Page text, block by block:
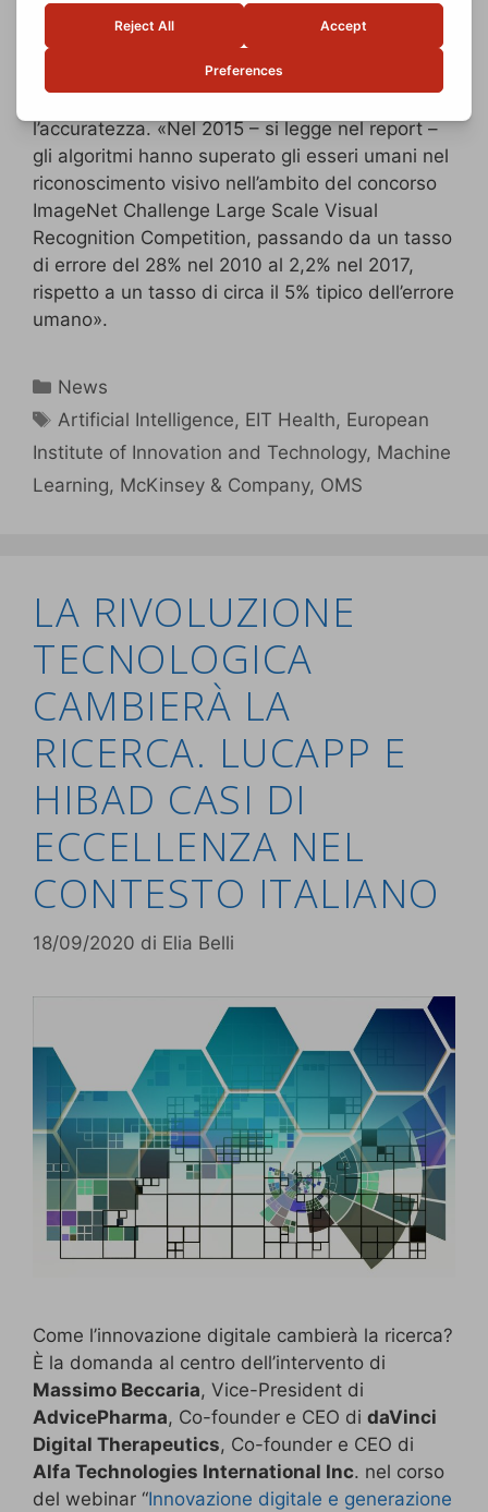
somministrazione diretta di cure.
L’AI, inoltre, consentirà di ottimizzare la
l’accuratezza. «Nel 2015 – si legge nel report –
gli algoritmi hanno superato gli esseri umani nel
riconoscimento visivo nell’ambito del concorso
ImageNet Challenge Large Scale Visual
Recognition Competition, passando da un tasso
di errore del 28% nel 2010 al 2,2% nel 2017,
rispetto a un tasso di circa il 5% tipico dell’errore
umano».
News
Artificial Intelligence, EIT Health, European
Institute of Innovation and Technology, Machine
Learning, McKinsey & Company, OMS
LA RIVOLUZIONE
TECNOLOGICA
CAMBIERÀ LA
RICERCA. LUCAPP E
HIBAD CASI DI
ECCELLENZA NEL
CONTESTO ITALIANO
18/09/2020 di Elia Belli
Come l’innovazione digitale cambierà la ricerca?
È la domanda al centro dell’intervento di
Massimo Beccaria, Vice-President di
AdvicePharma, Co-founder e CEO di daVinci
Digital Therapeutics, Co-founder e CEO di
Alfa Technologies International Inc. nel corso
del webinar “Innovazione digitale e generazione